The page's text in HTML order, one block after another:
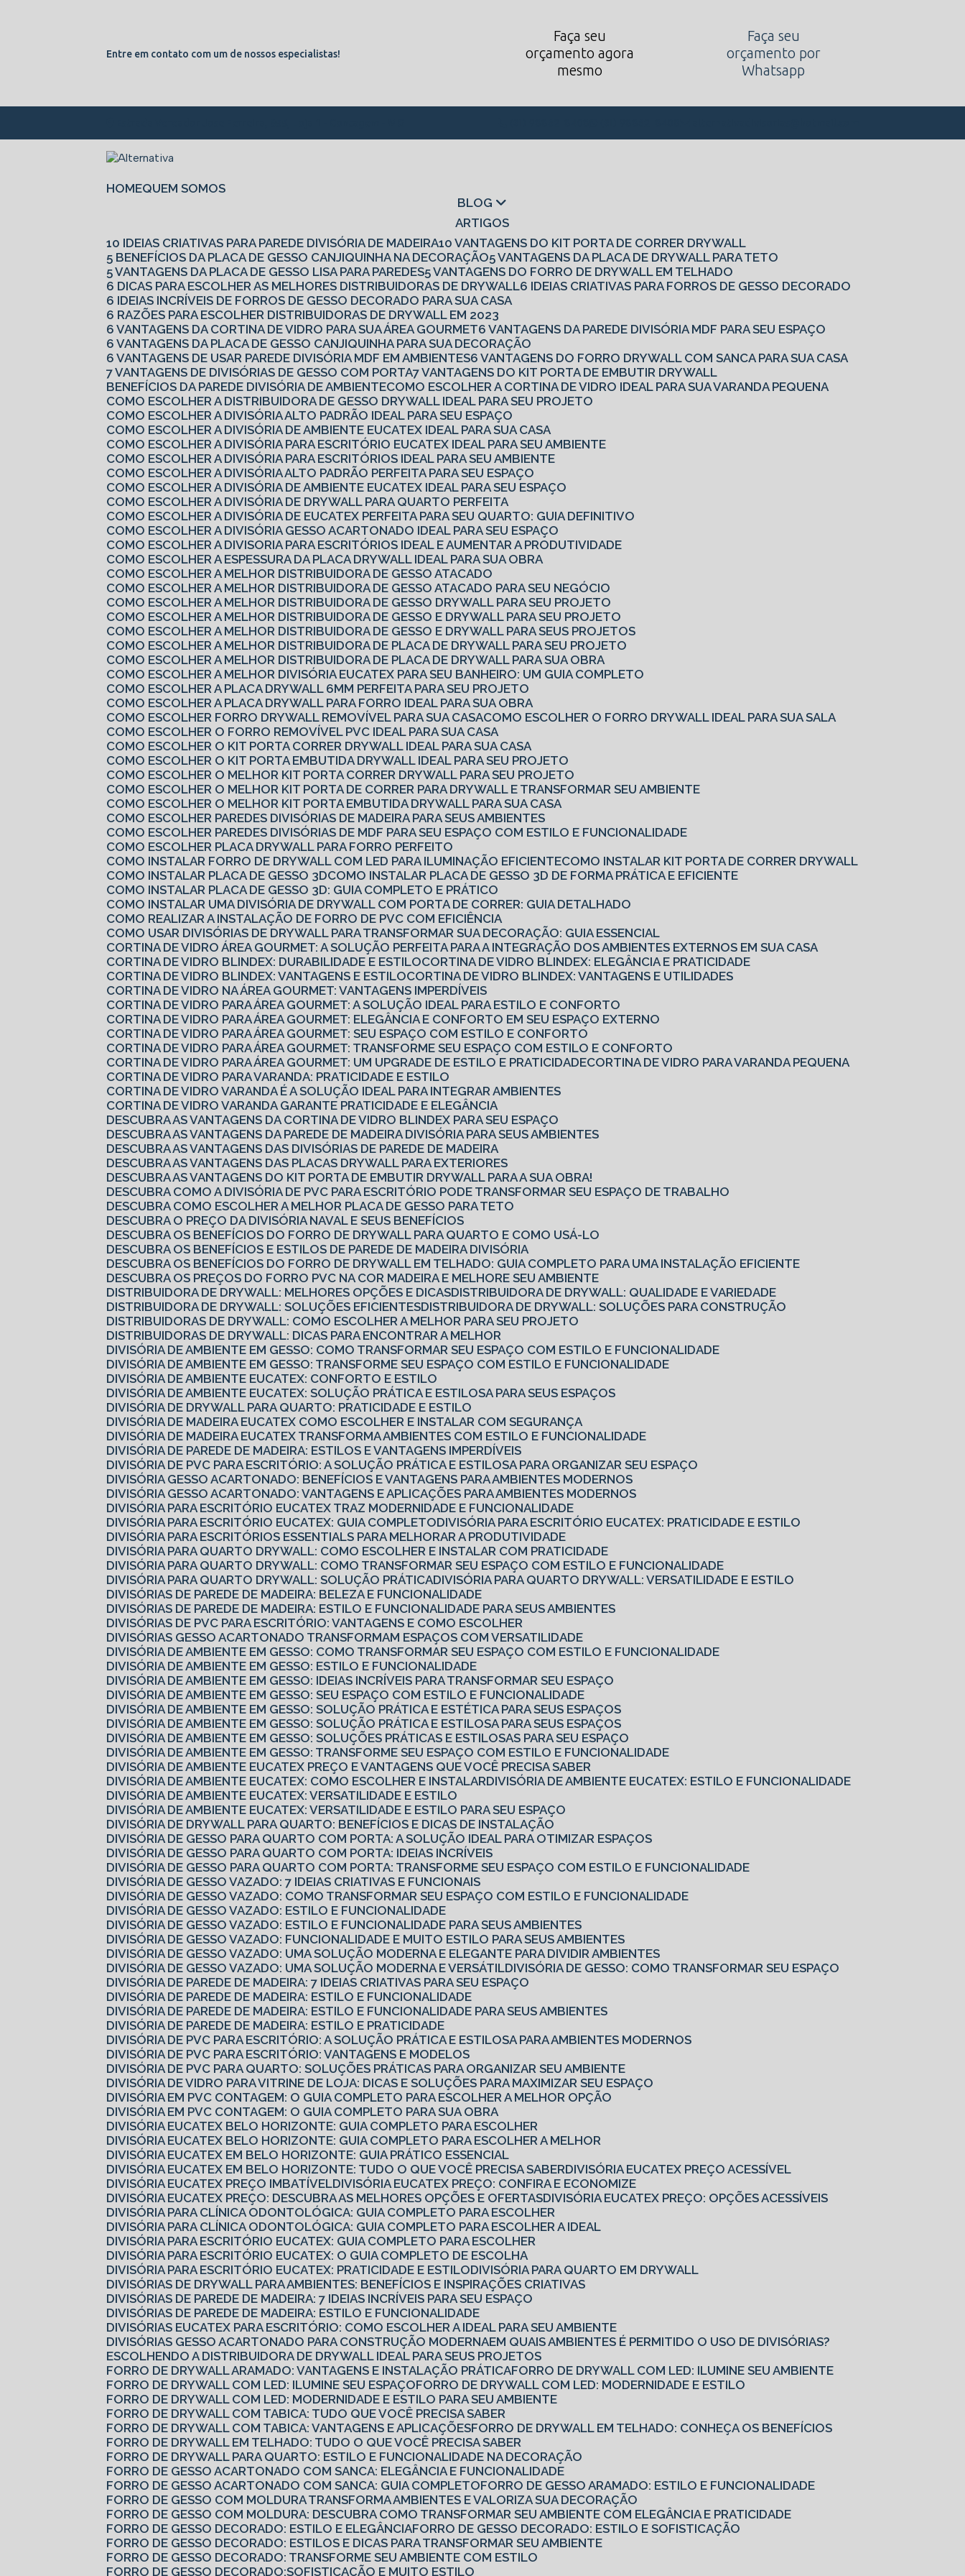
Entre em contato com um de nossos especialistas!
Faça seu
orçamento agora
mesmo
Faça seu
orçamento por
Whatsapp
HOME
QUEM SOMOS
BLOG
ARTIGOS
10 IDEIAS CRIATIVAS PARA PAREDE DIVISÓRIA DE MADEIRA 10 VANTAGENS DO KIT PORTA DE CORRER DRYWALL
5 BENEFÍCIOS DA PLACA DE GESSO CANJIQUINHA NA DECORAÇÃO 5 VANTAGENS DA PLACA DE DRYWALL PARA TETO
5 VANTAGENS DA PLACA DE GESSO LISA PARA PAREDES 5 VANTAGENS DO FORRO DE DRYWALL EM TELHADO
6 DICAS PARA ESCOLHER AS MELHORES DISTRIBUIDORAS DE DRYWALL
6 IDEIAS CRIATIVAS PARA FORROS DE GESSO DECORADO
6 IDEIAS INCRÍVEIS DE FORROS DE GESSO DECORADO PARA SUA CASA
6 RAZÕES PARA ESCOLHER DISTRIBUIDORAS DE DRYWALL EM 2023
6 VANTAGENS DA CORTINA DE VIDRO PARA SUA ÁREA GOURMET
6 VANTAGENS DA PAREDE DIVISÓRIA MDF PARA SEU ESPAÇO
6 VANTAGENS DA PLACA DE GESSO CANJIQUINHA PARA SUA DECORAÇÃO
6 VANTAGENS DE USAR PAREDE DIVISÓRIA MDF EM AMBIENTES
6 VANTAGENS DO FORRO DRYWALL COM SANCA PARA SUA CASA
7 VANTAGENS DE DIVISÓRIAS DE GESSO COM PORTA 7 VANTAGENS DO KIT PORTA DE EMBUTIR DRYWALL
BENEFÍCIOS DA PAREDE DIVISÓRIA DE AMBIENTE COMO ESCOLHER A CORTINA DE VIDRO IDEAL PARA SUA VARANDA PEQUENA
COMO ESCOLHER A DISTRIBUIDORA DE GESSO DRYWALL IDEAL PARA SEU PROJETO
COMO ESCOLHER A DIVISÓRIA ALTO PADRÃO IDEAL PARA SEU ESPAÇO
COMO ESCOLHER A DIVISÓRIA DE AMBIENTE EUCATEX IDEAL PARA SUA CASA
COMO ESCOLHER A DIVISÓRIA PARA ESCRITÓRIO EUCATEX IDEAL PARA SEU AMBIENTE
COMO ESCOLHER A DIVISÓRIA PARA ESCRITÓRIOS IDEAL PARA SEU AMBIENTE
COMO ESCOLHER A DIVISÓRIA ALTO PADRÃO PERFEITA PARA SEU ESPAÇO
COMO ESCOLHER A DIVISÓRIA DE AMBIENTE EUCATEX IDEAL PARA SEU ESPAÇO
COMO ESCOLHER A DIVISÓRIA DE DRYWALL PARA QUARTO PERFEITA
COMO ESCOLHER A DIVISÓRIA DE EUCATEX PERFEITA PARA SEU QUARTO: GUIA DEFINITIVO
COMO ESCOLHER A DIVISÓRIA GESSO ACARTONADO IDEAL PARA SEU ESPAÇO
COMO ESCOLHER A DIVISORIA PARA ESCRITÓRIOS IDEAL E AUMENTAR A PRODUTIVIDADE
COMO ESCOLHER A ESPESSURA DA PLACA DRYWALL IDEAL PARA SUA OBRA
COMO ESCOLHER A MELHOR DISTRIBUIDORA DE GESSO ATACADO
COMO ESCOLHER A MELHOR DISTRIBUIDORA DE GESSO ATACADO PARA SEU NEGÓCIO
COMO ESCOLHER A MELHOR DISTRIBUIDORA DE GESSO DRYWALL PARA SEU PROJETO
COMO ESCOLHER A MELHOR DISTRIBUIDORA DE GESSO E DRYWALL PARA SEU PROJETO
COMO ESCOLHER A MELHOR DISTRIBUIDORA DE GESSO E DRYWALL PARA SEUS PROJETOS
COMO ESCOLHER A MELHOR DISTRIBUIDORA DE PLACA DE DRYWALL PARA SEU PROJETO
COMO ESCOLHER A MELHOR DISTRIBUIDORA DE PLACA DE DRYWALL PARA SUA OBRA
COMO ESCOLHER A MELHOR DIVISÓRIA EUCATEX PARA SEU BANHEIRO: UM GUIA COMPLETO
COMO ESCOLHER A PLACA DRYWALL 6MM PERFEITA PARA SEU PROJETO
COMO ESCOLHER A PLACA DRYWALL PARA FORRO IDEAL PARA SUA OBRA
COMO ESCOLHER FORRO DRYWALL REMOVÍVEL PARA SUA CASA COMO ESCOLHER O FORRO DRYWALL IDEAL PARA SUA SALA
COMO ESCOLHER O FORRO REMOVÍVEL PVC IDEAL PARA SUA CASA
COMO ESCOLHER O KIT PORTA CORRER DRYWALL IDEAL PARA SUA CASA
COMO ESCOLHER O KIT PORTA EMBUTIDA DRYWALL IDEAL PARA SEU PROJETO
COMO ESCOLHER O MELHOR KIT PORTA CORRER DRYWALL PARA SEU PROJETO
COMO ESCOLHER O MELHOR KIT PORTA DE CORRER PARA DRYWALL E TRANSFORMAR SEU AMBIENTE
COMO ESCOLHER O MELHOR KIT PORTA EMBUTIDA DRYWALL PARA SUA CASA
COMO ESCOLHER PAREDES DIVISÓRIAS DE MADEIRA PARA SEUS AMBIENTES
COMO ESCOLHER PAREDES DIVISÓRIAS DE MDF PARA SEU ESPAÇO COM ESTILO E FUNCIONALIDADE
COMO ESCOLHER PLACA DRYWALL PARA FORRO PERFEITO
COMO INSTALAR FORRO DE DRYWALL COM LED PARA ILUMINAÇÃO EFICIENTE COMO INSTALAR KIT PORTA DE CORRER DRYWALL
COMO INSTALAR PLACA DE GESSO 3D
COMO INSTALAR PLACA DE GESSO 3D DE FORMA PRÁTICA E EFICIENTE
COMO INSTALAR PLACA DE GESSO 3D: GUIA COMPLETO E PRÁTICO
COMO INSTALAR UMA DIVISÓRIA DE DRYWALL COM PORTA DE CORRER: GUIA DETALHADO
COMO REALIZAR A INSTALAÇÃO DE FORRO DE PVC COM EFICIÊNCIA
COMO USAR DIVISÓRIAS DE DRYWALL PARA TRANSFORMAR SUA DECORAÇÃO: GUIA ESSENCIAL
CORTINA DE VIDRO ÁREA GOURMET: A SOLUÇÃO PERFEITA PARA A INTEGRAÇÃO DOS AMBIENTES EXTERNOS EM SUA CASA
CORTINA DE VIDRO BLINDEX: DURABILIDADE E ESTILO
CORTINA DE VIDRO BLINDEX: ELEGÂNCIA E PRATICIDADE
CORTINA DE VIDRO BLINDEX: VANTAGENS E ESTILO
CORTINA DE VIDRO BLINDEX: VANTAGENS E UTILIDADES
CORTINA DE VIDRO NA ÁREA GOURMET: VANTAGENS IMPERDÍVEIS
CORTINA DE VIDRO PARA ÁREA GOURMET: A SOLUÇÃO IDEAL PARA ESTILO E CONFORTO
CORTINA DE VIDRO PARA ÁREA GOURMET: ELEGÂNCIA E CONFORTO EM SEU ESPAÇO EXTERNO
CORTINA DE VIDRO PARA ÁREA GOURMET: SEU ESPAÇO COM ESTILO E CONFORTO
CORTINA DE VIDRO PARA ÁREA GOURMET: TRANSFORME SEU ESPAÇO COM ESTILO E CONFORTO
CORTINA DE VIDRO PARA ÁREA GOURMET: UM UPGRADE DE ESTILO E PRATICIDADE CORTINA DE VIDRO PARA VARANDA PEQUENA
CORTINA DE VIDRO PARA VARANDA: PRATICIDADE E ESTILO
CORTINA DE VIDRO VARANDA É A SOLUÇÃO IDEAL PARA INTEGRAR AMBIENTES
CORTINA DE VIDRO VARANDA GARANTE PRATICIDADE E ELEGÂNCIA
DESCUBRA AS VANTAGENS DA CORTINA DE VIDRO BLINDEX PARA SEU ESPAÇO
DESCUBRA AS VANTAGENS DA PAREDE DE MADEIRA DIVISÓRIA PARA SEUS AMBIENTES
DESCUBRA AS VANTAGENS DAS DIVISÓRIAS DE PAREDE DE MADEIRA
DESCUBRA AS VANTAGENS DAS PLACAS DRYWALL PARA EXTERIORES
DESCUBRA AS VANTAGENS DO KIT PORTA DE EMBUTIR DRYWALL PARA A SUA OBRA!
DESCUBRA COMO A DIVISÓRIA DE PVC PARA ESCRITÓRIO PODE TRANSFORMAR SEU ESPAÇO DE TRABALHO
DESCUBRA COMO ESCOLHER A MELHOR PLACA DE GESSO PARA TETO
DESCUBRA O PREÇO DA DIVISÓRIA NAVAL E SEUS BENEFÍCIOS
DESCUBRA OS BENEFÍCIOS DO FORRO DE DRYWALL PARA QUARTO E COMO USÁ-LO
DESCUBRA OS BENEFÍCIOS E ESTILOS DE PAREDE DE MADEIRA DIVISÓRIA
DESCUBRA OS BENEFÍCIOS DO FORRO DE DRYWALL EM TELHADO: GUIA COMPLETO PARA UMA INSTALAÇÃO EFICIENTE
DESCUBRA OS PREÇOS DO FORRO PVC NA COR MADEIRA E MELHORE SEU AMBIENTE
DISTRIBUIDORA DE DRYWALL: MELHORES OPÇÕES E DICAS
DISTRIBUIDORA DE DRYWALL: QUALIDADE E VARIEDADE
DISTRIBUIDORA DE DRYWALL: SOLUÇÕES EFICIENTES
DISTRIBUIDORA DE DRYWALL: SOLUÇÕES PARA CONSTRUÇÃO
DISTRIBUIDORAS DE DRYWALL: COMO ESCOLHER A MELHOR PARA SEU PROJETO
DISTRIBUIDORAS DE DRYWALL: DICAS PARA ENCONTRAR A MELHOR
DIVISÓRIA DE AMBIENTE EM GESSO: COMO TRANSFORMAR SEU ESPAÇO COM ESTILO E FUNCIONALIDADE
DIVISÓRIA DE AMBIENTE EM GESSO: TRANSFORME SEU ESPAÇO COM ESTILO E FUNCIONALIDADE
DIVISÓRIA DE AMBIENTE EUCATEX: CONFORTO E ESTILO
DIVISÓRIA DE AMBIENTE EUCATEX: SOLUÇÃO PRÁTICA E ESTILOSA PARA SEUS ESPAÇOS
DIVISÓRIA DE DRYWALL PARA QUARTO: PRATICIDADE E ESTILO
DIVISÓRIA DE MADEIRA EUCATEX COMO ESCOLHER E INSTALAR COM SEGURANÇA
DIVISÓRIA DE MADEIRA EUCATEX TRANSFORMA AMBIENTES COM ESTILO E FUNCIONALIDADE
DIVISÓRIA DE PAREDE DE MADEIRA: ESTILOS E VANTAGENS IMPERDÍVEIS
DIVISÓRIA DE PVC PARA ESCRITÓRIO: A SOLUÇÃO PRÁTICA E ESTILOSA PARA ORGANIZAR SEU ESPAÇO
DIVISÓRIA GESSO ACARTONADO: BENEFÍCIOS E VANTAGENS PARA AMBIENTES MODERNOS
DIVISÓRIA GESSO ACARTONADO: VANTAGENS E APLICAÇÕES PARA AMBIENTES MODERNOS
DIVISÓRIA PARA ESCRITÓRIO EUCATEX TRAZ MODERNIDADE E FUNCIONALIDADE
DIVISÓRIA PARA ESCRITÓRIO EUCATEX: GUIA COMPLETO
DIVISÓRIA PARA ESCRITÓRIO EUCATEX: PRATICIDADE E ESTILO
DIVISÓRIA PARA ESCRITÓRIOS ESSENTIALS PARA MELHORAR A PRODUTIVIDADE
DIVISÓRIA PARA QUARTO DRYWALL: COMO ESCOLHER E INSTALAR COM PRATICIDADE
DIVISÓRIA PARA QUARTO DRYWALL: COMO TRANSFORMAR SEU ESPAÇO COM ESTILO E FUNCIONALIDADE
DIVISÓRIA PARA QUARTO DRYWALL: SOLUÇÃO PRÁTICA
DIVISÓRIA PARA QUARTO DRYWALL: VERSATILIDADE E ESTILO
DIVISÓRIAS DE PAREDE DE MADEIRA: BELEZA E FUNCIONALIDADE
DIVISÓRIAS DE PAREDE DE MADEIRA: ESTILO E FUNCIONALIDADE PARA SEUS AMBIENTES
DIVISÓRIAS DE PVC PARA ESCRITÓRIO: VANTAGENS E COMO ESCOLHER
DIVISÓRIAS GESSO ACARTONADO TRANSFORMAM ESPAÇOS COM VERSATILIDADE
DIVISÓRIA DE AMBIENTE EM GESSO: COMO TRANSFORMAR SEU ESPAÇO COM ESTILO E FUNCIONALIDADE
DIVISÓRIA DE AMBIENTE EM GESSO: ESTILO E FUNCIONALIDADE
DIVISÓRIA DE AMBIENTE EM GESSO: IDEIAS INCRÍVEIS PARA TRANSFORMAR SEU ESPAÇO
DIVISÓRIA DE AMBIENTE EM GESSO: SEU ESPAÇO COM ESTILO E FUNCIONALIDADE
DIVISÓRIA DE AMBIENTE EM GESSO: SOLUÇÃO PRÁTICA E ESTÉTICA PARA SEUS ESPAÇOS
DIVISÓRIA DE AMBIENTE EM GESSO: SOLUÇÃO PRÁTICA E ESTILOSA PARA SEUS ESPAÇOS
DIVISÓRIA DE AMBIENTE EM GESSO: SOLUÇÕES PRÁTICAS E ESTILOSAS PARA SEU ESPAÇO
DIVISÓRIA DE AMBIENTE EM GESSO: TRANSFORME SEU ESPAÇO COM ESTILO E FUNCIONALIDADE
DIVISÓRIA DE AMBIENTE EUCATEX PREÇO E VANTAGENS QUE VOCÊ PRECISA SABER
DIVISÓRIA DE AMBIENTE EUCATEX: COMO ESCOLHER E INSTALAR
DIVISÓRIA DE AMBIENTE EUCATEX: ESTILO E FUNCIONALIDADE
DIVISÓRIA DE AMBIENTE EUCATEX: VERSATILIDADE E ESTILO
DIVISÓRIA DE AMBIENTE EUCATEX: VERSATILIDADE E ESTILO PARA SEU ESPAÇO
DIVISÓRIA DE DRYWALL PARA QUARTO: BENEFÍCIOS E DICAS DE INSTALAÇÃO
DIVISÓRIA DE GESSO PARA QUARTO COM PORTA: A SOLUÇÃO IDEAL PARA OTIMIZAR ESPAÇOS
DIVISÓRIA DE GESSO PARA QUARTO COM PORTA: IDEIAS INCRÍVEIS
DIVISÓRIA DE GESSO PARA QUARTO COM PORTA: TRANSFORME SEU ESPAÇO COM ESTILO E FUNCIONALIDADE
DIVISÓRIA DE GESSO VAZADO: 7 IDEIAS CRIATIVAS E FUNCIONAIS
DIVISÓRIA DE GESSO VAZADO: COMO TRANSFORMAR SEU ESPAÇO COM ESTILO E FUNCIONALIDADE
DIVISÓRIA DE GESSO VAZADO: ESTILO E FUNCIONALIDADE
DIVISÓRIA DE GESSO VAZADO: ESTILO E FUNCIONALIDADE PARA SEUS AMBIENTES
DIVISÓRIA DE GESSO VAZADO: FUNCIONALIDADE E MUITO ESTILO PARA SEUS AMBIENTES
DIVISÓRIA DE GESSO VAZADO: UMA SOLUÇÃO MODERNA E ELEGANTE PARA DIVIDIR AMBIENTES
DIVISÓRIA DE GESSO VAZADO: UMA SOLUÇÃO MODERNA E VERSÁTIL
DIVISÓRIA DE GESSO: COMO TRANSFORMAR SEU ESPAÇO
DIVISÓRIA DE PAREDE DE MADEIRA: 7 IDEIAS CRIATIVAS PARA SEU ESPAÇO
DIVISÓRIA DE PAREDE DE MADEIRA: ESTILO E FUNCIONALIDADE
DIVISÓRIA DE PAREDE DE MADEIRA: ESTILO E FUNCIONALIDADE PARA SEUS AMBIENTES
DIVISÓRIA DE PAREDE DE MADEIRA: ESTILO E PRATICIDADE
DIVISÓRIA DE PVC PARA ESCRITÓRIO: A SOLUÇÃO PRÁTICA E ESTILOSA PARA AMBIENTES MODERNOS
DIVISÓRIA DE PVC PARA ESCRITÓRIO: VANTAGENS E MODELOS
DIVISÓRIA DE PVC PARA QUARTO: SOLUÇÕES PRÁTICAS PARA ORGANIZAR SEU AMBIENTE
DIVISÓRIA DE VIDRO PARA VITRINE DE LOJA: DICAS E SOLUÇÕES PARA MAXIMIZAR SEU ESPAÇO
DIVISÓRIA EM PVC CONTAGEM: O GUIA COMPLETO PARA ESCOLHER A MELHOR OPÇÃO
DIVISÓRIA EM PVC CONTAGEM: O GUIA COMPLETO PARA SUA OBRA
DIVISÓRIA EUCATEX BELO HORIZONTE: GUIA COMPLETO PARA ESCOLHER
DIVISÓRIA EUCATEX BELO HORIZONTE: GUIA COMPLETO PARA ESCOLHER A MELHOR
DIVISÓRIA EUCATEX EM BELO HORIZONTE: GUIA PRÁTICO ESSENCIAL
DIVISÓRIA EUCATEX EM BELO HORIZONTE: TUDO O QUE VOCÊ PRECISA SABER
DIVISÓRIA EUCATEX PREÇO ACESSÍVEL
DIVISÓRIA EUCATEX PREÇO IMBATÍVEL
DIVISÓRIA EUCATEX PREÇO: CONFIRA E ECONOMIZE
DIVISÓRIA EUCATEX PREÇO: DESCUBRA AS MELHORES OPÇÕES E OFERTAS
DIVISÓRIA EUCATEX PREÇO: OPÇÕES ACESSÍVEIS
DIVISÓRIA PARA CLÍNICA ODONTOLÓGICA: GUIA COMPLETO PARA ESCOLHER
DIVISÓRIA PARA CLÍNICA ODONTOLÓGICA: GUIA COMPLETO PARA ESCOLHER A IDEAL
DIVISÓRIA PARA ESCRITÓRIO EUCATEX: GUIA COMPLETO PARA ESCOLHER
DIVISÓRIA PARA ESCRITÓRIO EUCATEX: O GUIA COMPLETO DE ESCOLHA
DIVISÓRIA PARA ESCRITÓRIO EUCATEX: PRATICIDADE E ESTILO
DIVISÓRIA PARA QUARTO EM DRYWALL
DIVISÓRIAS DE DRYWALL PARA AMBIENTES: BENEFÍCIOS E INSPIRAÇÕES CRIATIVAS
DIVISÓRIAS DE PAREDE DE MADEIRA: 7 IDEIAS INCRÍVEIS PARA SEU ESPAÇO
DIVISÓRIAS DE PAREDE DE MADEIRA: ESTILO E FUNCIONALIDADE
DIVISÓRIAS EUCATEX PARA ESCRITÓRIO: COMO ESCOLHER A IDEAL PARA SEU AMBIENTE
DIVISÓRIAS GESSO ACARTONADO PARA CONSTRUÇÃO MODERNA EM QUAIS AMBIENTES É PERMITIDO O USO DE DIVISÓRIAS?
ESCOLHENDO A DISTRIBUIDORA DE DRYWALL IDEAL PARA SEUS PROJETOS
FORRO DE DRYWALL ARAMADO: VANTAGENS E INSTALAÇÃO PRÁTICA FORRO DE DRYWALL COM LED: ILUMINE SEU AMBIENTE
FORRO DE DRYWALL COM LED: ILUMINE SEU ESPAÇO FORRO DE DRYWALL COM LED: MODERNIDADE E ESTILO
FORRO DE DRYWALL COM LED: MODERNIDADE E ESTILO PARA SEU AMBIENTE
FORRO DE DRYWALL COM TABICA: TUDO QUE VOCÊ PRECISA SABER
FORRO DE DRYWALL COM TABICA: VANTAGENS E APLICAÇÕES FORRO DE DRYWALL EM TELHADO: CONHEÇA OS BENEFÍCIOS
FORRO DE DRYWALL EM TELHADO: TUDO O QUE VOCÊ PRECISA SABER
FORRO DE DRYWALL PARA QUARTO: ESTILO E FUNCIONALIDADE NA DECORAÇÃO
FORRO DE GESSO ACARTONADO COM SANCA: ELEGÂNCIA E FUNCIONALIDADE
FORRO DE GESSO ACARTONADO COM SANCA: GUIA COMPLETO FORRO DE GESSO ARAMADO: ESTILO E FUNCIONALIDADE
FORRO DE GESSO COM MOLDURA TRANSFORMA AMBIENTES E VALORIZA SUA DECORAÇÃO
FORRO DE GESSO COM MOLDURA: DESCUBRA COMO TRANSFORMAR SEU AMBIENTE COM ELEGÂNCIA E PRATICIDADE
FORRO DE GESSO DECORADO: ESTILO E ELEGÂNCIA FORRO DE GESSO DECORADO: ESTILO E SOFISTICAÇÃO
FORRO DE GESSO DECORADO: ESTILOS E DICAS PARA TRANSFORMAR SEU AMBIENTE
FORRO DE GESSO DECORADO: TRANSFORME SEU AMBIENTE COM ESTILO
FORRO DE GESSO DECORADO:SOFISTICAÇÃO E MUITO ESTILO